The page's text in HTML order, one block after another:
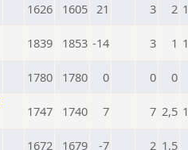
1626 1605 21 3 2
1839 1853 -14 3 1
1780 1780 0 0 0
1747 1740 7 7 2,5
1672 1679 -7 2 1,5